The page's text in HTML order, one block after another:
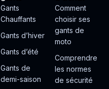
Gants
Chauffants
Gants d’hiver
Gants d’été
Gants de
demi-saison
Comment
choisir ses
gants de
moto
Comprendre
les normes
de sécurité